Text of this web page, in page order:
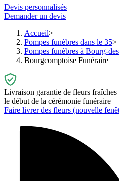
Devis personnalisés
Demander un devis
Accueil
Pompes funèbres dans le 35
Pompes funèbres à Bourg-
Bourgcomptoise Funéraire
Livraison garantie de fleurs
le début de la cérémonie funéraire
Faire livrer des fleurs (nouvelle